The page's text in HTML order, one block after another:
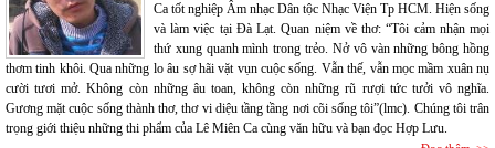
Ca tốt nghiệp Âm nhạc Dân tộc Nhạc Viện Tp HCM. Hiện sống
và làm việc tại Đà Lạt. Quan niệm về thơ: “Tôi cảm nhận mọi
thứ xung quanh mình trong trẻo. Nở vô vàn những bông hồng
thơm tinh khôi. Qua những lo âu sợ hãi vặt vụn cuộc sống. Vẫn thế, vẫn mọc mầm xuân nụ
cười tươi mở. Không còn những âu toan, không còn những rũ rượi tức tưởi vô nghĩa.
Gương mặt cuộc sống thành thơ, thơ vi diệu tầng tầng nơi cõi sống tôi”(lmc). Chúng tôi trân
trọng giới thiệu những thi phẩm của Lê Miên Ca cùng văn hữu và bạn đọc Hợp Lưu.